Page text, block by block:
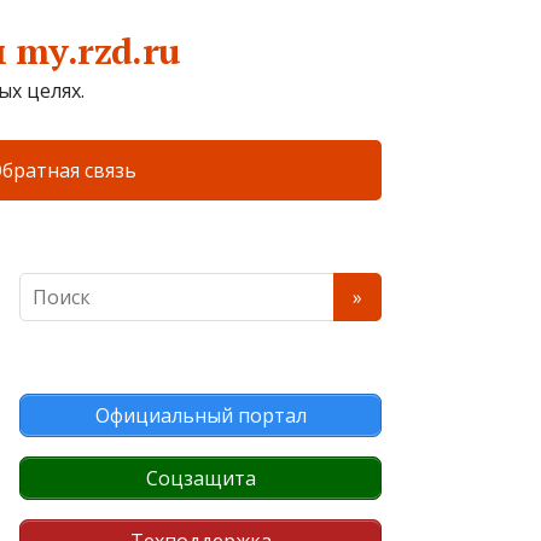
целях.
связь
Официальный портал
Соцзащита